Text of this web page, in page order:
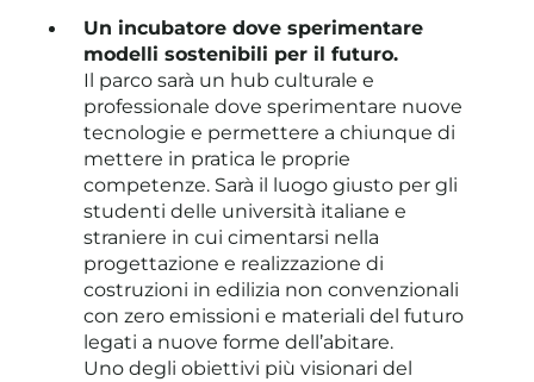
Un incubatore dove sperimentare
modelli sostenibili per il futuro.
Il parco sarà un hub culturale e
professionale dove sperimentare nuove
tecnologie e permettere a chiunque di
mettere in pratica le proprie
competenze. Sarà il luogo giusto per gli
studenti delle università italiane e
straniere in cui cimentarsi nella
progettazione e realizzazione di
costruzioni in edilizia non convenzionali
con zero emissioni e materiali del futuro
legati a nuove forme dell’abitare.
Uno degli obiettivi più visionari del